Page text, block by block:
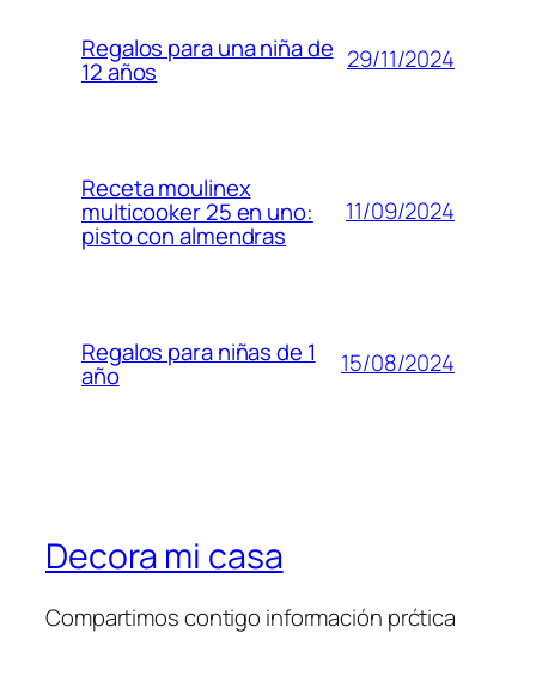
Regalos para una niña de
12 años 29/11/2024
Receta moulinex
multicooker 25 en uno:
pisto con almendras
11/09/2024
Regalos para niñas de 1
año 15/08/2024
Decora mi casa
Compartimos contigo información prćtica